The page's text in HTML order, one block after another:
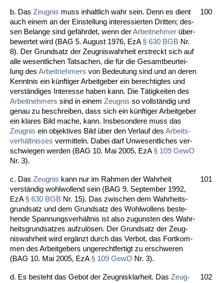
b. Das Zeug­nis muss in­halt­lich wahr sein. Denn es dient
auch ei­nem an der Ein­stel­lung in­ter­es­sier­ten Drit­ten; des­
sen Be­lan­ge sind gefähr­det, wenn derAr­beit­neh­mer über­
be­wer­tet wird (BAG 5. Au­gust 1976, EzA § 630 BGB Nr.
8). Der Grund­satz der Zeug­nis­wahr­heit er­streckt sich auf
al­le we­sent­li­chen Tat­sa­chen, die für die Ge­samt­be­ur­tei­
lung des Ar­beit­neh­mers von Be­deu­tung sind und an de­ren
Kennt­nis ein künf­ti­ger Ar­beit­ge­ber ein be­rech­tig­tes und
verständi­ges In­ter­es­se ha­ben kann. Die Tätig­kei­ten des
Ar­beit­neh­mers sind in ei­nem Zeug­nis so vollständig und
ge­nau zu be­schrei­ben, dass sich ein künf­ti­ger Ar­beit­ge­ber
ein kla­res Bild ma­che, kann. Ins­be­son­de­re muss das
Zeug­nis ein ob­jek­ti­ves Bild über den Ver­lauf des Ar­beits­
verhält­nis­ses ver­mit­teln. Da­bei darf Un­we­sent­li­ches ver­
schwie­gen wer­den (BAG 10. Mai 2005, EzA § 109 Ge­wO
Nr. 3).
100
c. Das Zeug­nis kann nur im Rah­men der Wahr­heit
verständig wohl­wol­lend sein (BAG 9. Sep­tem­ber 1992,
EzA § 630 BGB Nr. 15). Das zwi­schen dem Wahr­heits­
grund­satz und dem Grund­satz des Wohl­wol­lens be­ste­
hen­de Span­nungs­verhält­nis ist al­so zu­guns­ten des Wahr­
heits­grund­sat­zes auf­zulösen. Der Grund­satz der Zeug­
nis­wahr­heit wird ergänzt durch das Ver­bot, das Fort­kom­
men des Ar­beit­ge­bers un­ge­recht­fer­tigt zu er­schwe­ren
(BAG 10. Mai 2005, EzA § 109 Ge­wO Nr. 3).
101
d. Es be­steht das Ge­bot der Zeug­nis­klar­heit. Das Zeug­
102